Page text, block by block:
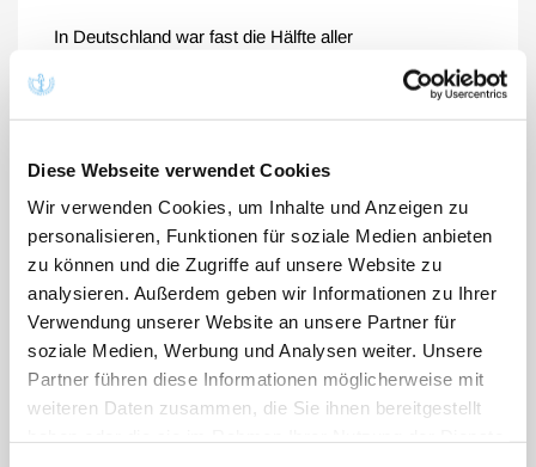
Diese Webseite verwendet Cookies
Wir verwenden Cookies, um Inhalte und Anzeigen zu
personalisieren, Funktionen für soziale Medien anbieten
zu können und die Zugriffe auf unsere Website zu
analysieren. Außerdem geben wir Informationen zu Ihrer
Verwendung unserer Website an unsere Partner für
soziale Medien, Werbung und Analysen weiter. Unsere
Partner führen diese Informationen möglicherweise mit
weiteren Daten zusammen, die Sie ihnen bereitgestellt
In Deutschland war fast die Hälfte aller
niedergelassenen Ärztinnen und Ärzte und ihrer
Praxisteams in den letzten fünf Jahren mit körperlicher
Gewalt konfrontiert. Unter den Krankenhausärzten
polizeiliche Kriminalstatistik weist seit 2019 einen
massiven Anstieg von sogenannten Rohheitsdelikten
im Gesundheitswesen aus.
„Arztpraxen und Krankenhäuser sind Orte der
Genesung und des Vertrauens. Für die dort
Beschäftigten sind sie mitunter aber auch echte
Gefahrenzonen“, sagte Bundesärztekammer-
Präsident Dr. Klaus Reinhardt vor dem Aktionstag. Die